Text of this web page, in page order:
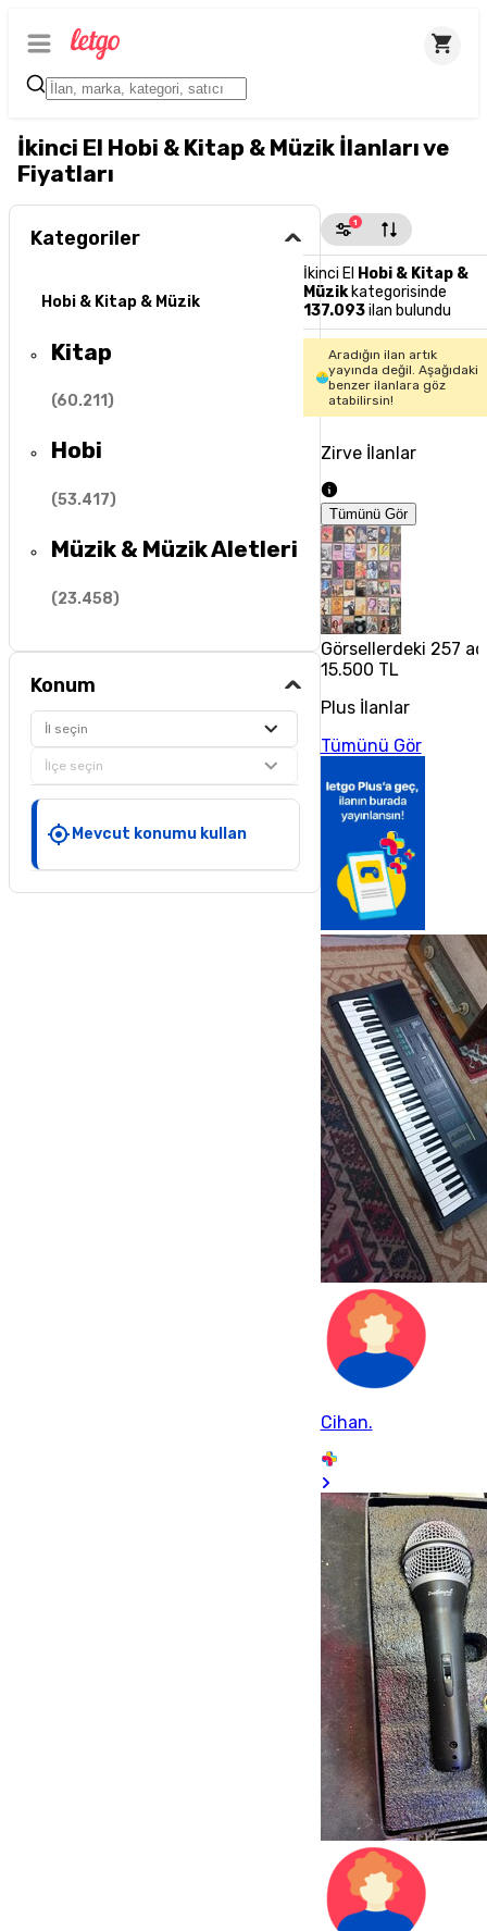
İkinci El Hobi & Kitap & Müzik İlanları ve
Fiyatları
Kategoriler
Hobi & Kitap & Müzik
Kitap
(60.211)
Hobi
(53.417)
Müzik & Müzik Aletleri
(23.458)
Konum
İl seçin
İlçe seçin
Mevcut konumu kullan
1
İkinci El Hobi & Kitap &
Müzikkategorisinde
137.093ilan bulundu
Aradığın ilan artık
yayında değil. Aşağıdaki
benzer ilanlara göz
atabilirsin!
Zirve İlanlar
Tümünü Gör
Görsellerdeki 257
15.500 TL
Plus İlanlar
Tümünü Gör
Cihan.